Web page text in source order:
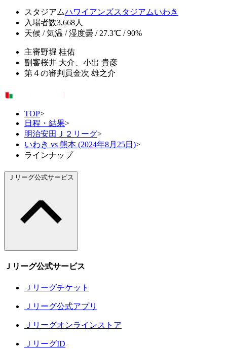
スタジアムハワイアンズスタジアムいわき
入場者数3,668人
天候 / 気温 / 湿度曇 / 27.3℃ / 90%
主審野堀 桂佑
副審桜井 大介、小出 貴彦
第４の審判員金次 雄之介
TOP>
日程・結果>
明治安田Ｊ２リーグ>
いわき vs 熊本 (2024年8月25日)>
ラインナップ
Ｊリーグ公式サービス
Ｊリーグ公式サービス
Ｊリーグチケット
Ｊリーグ公式アプリ
Ｊリーグオンラインストア
ＪリーグID